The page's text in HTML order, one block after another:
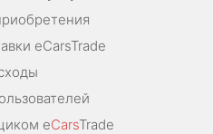
eCarsTrade
eCarsTrade